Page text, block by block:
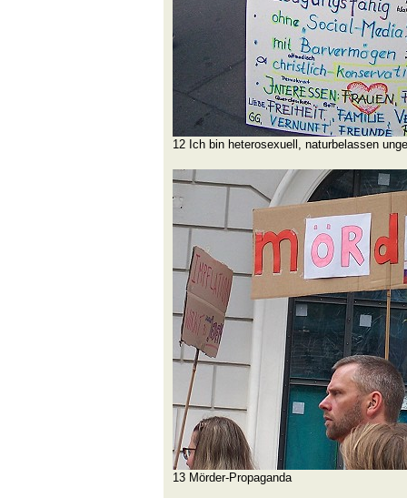
12 Ich bin heterosexuell, naturbelassen
13 Mörder-Propaganda